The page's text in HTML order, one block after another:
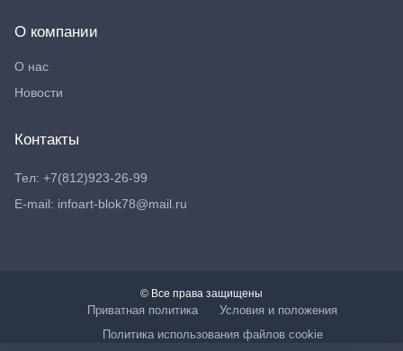
О компании
О нас
Новости
Контакты
Тел: +7(812)923-26-99
E-mail: infoart-blok78@mail.ru
© Все права защищены
Приватная политика
Условия и положения
Политика использования файлов cookie